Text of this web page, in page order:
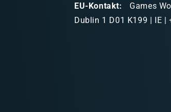
EU-Kontakt:
Games
Dublin 1 D01 K199 | IE |